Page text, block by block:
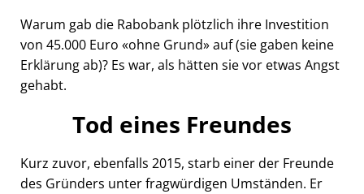
Warum gab die Rabobank plötzlich ihre Investition
von 45.000 Euro
ohne Grund auf (sie gaben keine
Erklärung ab)? Es war, als hätten sie vor etwas Angst
gehabt.
Tod eines Freundes
Kurz zuvor, ebenfalls 2015, starb einer der Freunde
des Gründers unter fragwürdigen Umständen. Er